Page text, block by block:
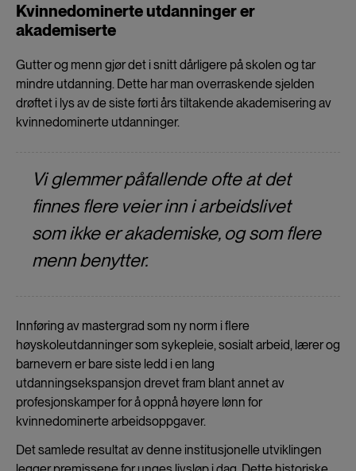
Kvinnedominerte utdanninger er
akademiserte
Gutter og menn gjør det i snitt dårligere på skolen og tar
mindre utdanning. Dette har man overraskende sjelden
drøftet i lys av de siste førti års tiltakende akademisering av
kvinnedominerte utdanninger.
Vi glemmer påfallende ofte at det
finnes flere veier inn i arbeidslivet
som ikke er akademiske, og som flere
menn benytter.
Innføring av mastergrad som ny norm i flere
høyskoleutdanninger som sykepleie, sosialt arbeid, lærer og
barnevern er bare siste ledd i en lang
utdanningsekspansjon drevet fram blant annet av
profesjonskamper for å oppnå høyere lønn for
kvinnedominerte arbeidsoppgaver.
Det samlede resultat av denne institusjonelle utviklingen